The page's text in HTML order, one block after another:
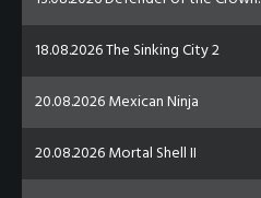
18.08.2026 The Sinking City 2
20.08.2026 Mexican Ninja
20.08.2026 Mortal Shell II